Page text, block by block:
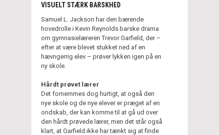
VISUELT STÆRK BARSKHED
Samuel L. Jackson har den bærende
hovedrolle i Kevin Reynolds barske drama
om gymnasielæreren Trevor Garfield, der –
efter at være blevet stukket ned af en
hævngerrig elev – prøver lykken igen på en
ny skole.
Hårdt prøvet lærer
Det fornemmes dog hurtigt, at også den
nye skole og de nye elever er præget af en
ondskab, der kan komme til at gå ud over
den hårdt prøvede lærer, men det står også
klart, at Garfield ikke har tænkt sig at finde